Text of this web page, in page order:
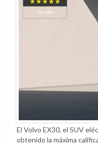
El Volvo EX30, el SUV
obtenido la máxima